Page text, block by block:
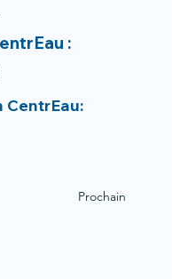
:
CentrEau:
Prochain